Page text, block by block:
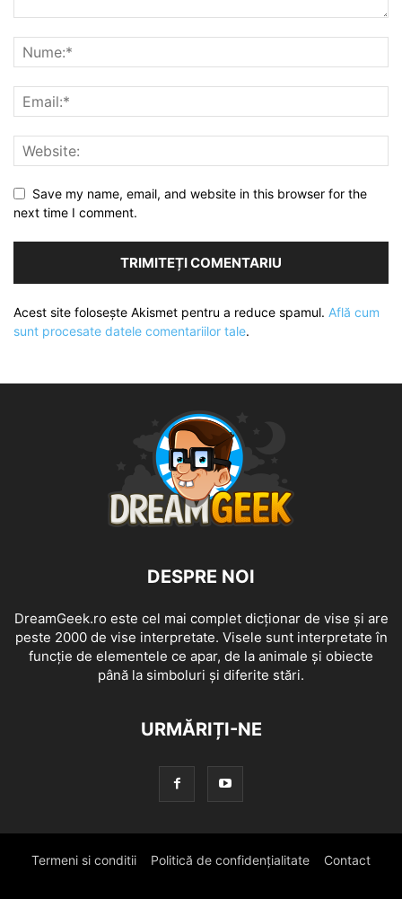
Save my name, email, and website in this browser for the
next time I comment.
Acest site folosește Akismet pentru a reduce spamul. Află cum
sunt procesate datele comentariilor tale.
DESPRE NOI
DreamGeek.ro este cel mai complet dicționar de vise și are
peste 2000 de vise interpretate. Visele sunt interpretate în
funcție de elementele ce apar, de la animale și obiecte
până la simboluri și diferite stări.
URMĂRIȚI-NE
Termeni si conditii Politică de confidențialitate Contact